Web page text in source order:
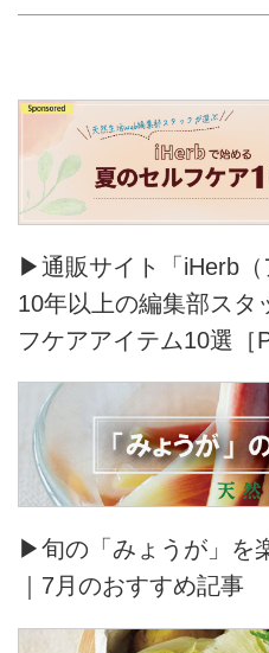
▶通販サイト「iHerb
10年以上の編集部スタ
フケアアイテム10選［
▶旬の「みょうが」を
｜7月のおすすめ記事